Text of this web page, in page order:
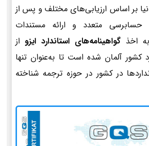
بر اساس ارزیابی‌های مختلف و پس از
حسابرسی متعدد و ارائه مستندات
اخذ گواهینامه‌های استاندارد ایزو از
کشور آلمان شده است تا به‌عنوان تنها
در کشور در حوزه ترجمه شناخته